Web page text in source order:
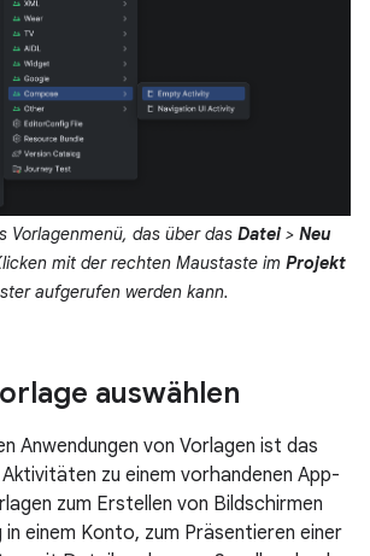
Vorlagenmenü, das über das Datei> Neu
mit der rechten Maustaste im Projekt
aufgerufen werden kann.
auswählen
Anwendungen von Vorlagen ist das
zu einem vorhandenen App-
zum Erstellen von Bildschirmen
in einem Konto, zum Präsentieren einer